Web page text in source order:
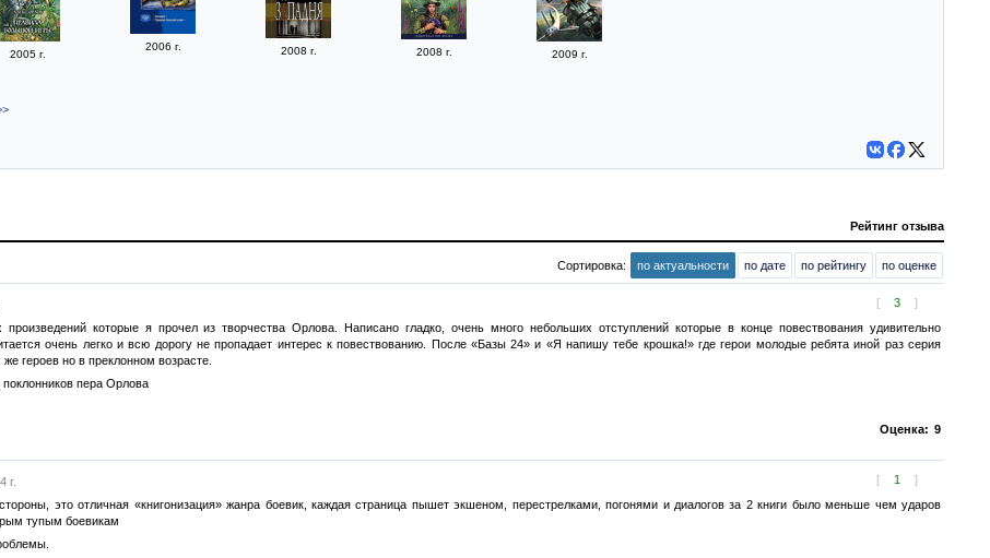
2005 г.
2006 г. 2008 г. 2008 г. 2009 г.
Рейтинг отзыва
Сортировка: по актуальности по дате по рейтингу по оценке
[ 3 ]
которые я прочел из творчества Орлова. Написано гладко, очень много небольших отступлений которые в конце повествования удивительно
очень легко и всю дорогу не пропадает интерес к повествованию. После «Базы 24» и «Я напишу тебе крошка!» где герои молодые ребята иной раз серия
героев но в преклонном возрасте.
пера Орлова
Оценка: 9
[ 1 ]
г.
это отличная «книгонизация» жанра боевик, каждая страница пышет экшеном, перестрелками, погонями и диалогов за 2 книги было меньше чем ударов
тупым боевикам